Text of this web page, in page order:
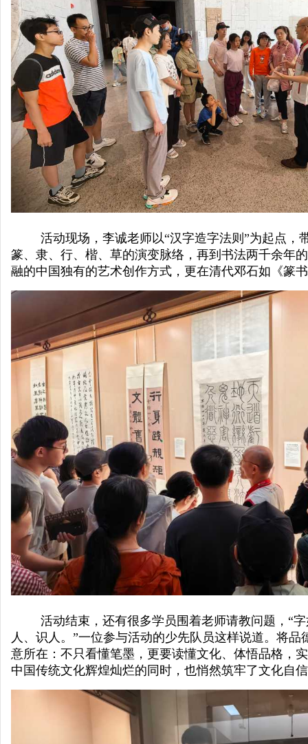
活动现场，李诚老师以“汉字造字法则”为起点
篆、隶、行、楷、草的演变脉络，再到书法两千余年
融的中国独有的艺术创作方式，更在清代邓石如《篆
活动结束，还有很多学员围着老师请教问题，“
人、识人。”一位参与活动的少先队员这样说道。将
意所在：不只看懂笔墨，更要读懂文化、体悟品格，
中国传统文化辉煌灿烂的同时，也悄然筑牢了文化自